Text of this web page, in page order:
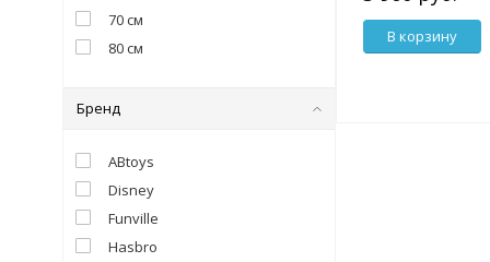
70 см
80 см
Бренд
ABtoys
Disney
Funville
Hasbro
В корзину